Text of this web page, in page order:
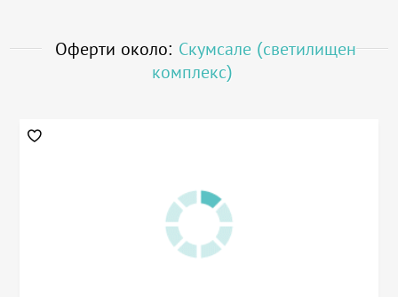
Оферти около: Скумсале (светилищен
комплекс)